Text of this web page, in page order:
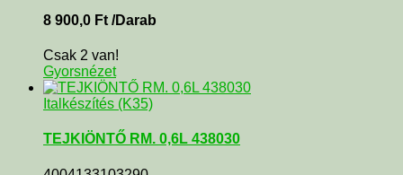
8 900,0 Ft /Darab
Csak 2 van!
Gyorsnézet
Italkészítés (K35)
TEJKIÖNTŐ RM. 0,6L 438030